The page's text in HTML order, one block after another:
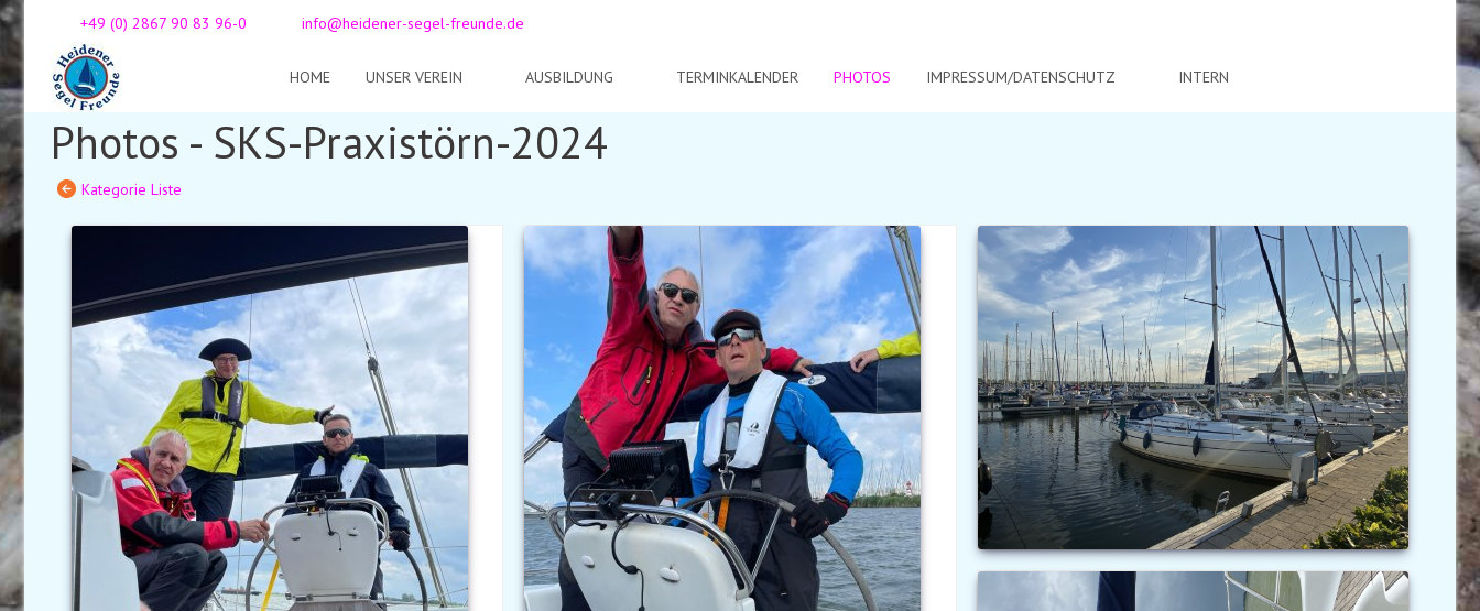
+49 (0) 2867 90 83 96-0 info@heidener-segel-freunde.de
HOME UNSER VEREIN AUSBILDUNG TERMINKALENDER PHOTOS IMPRESSUM/DATENSCHUTZ INTERN
Photos - SKS-Praxistörn-2024
Kategorie Liste